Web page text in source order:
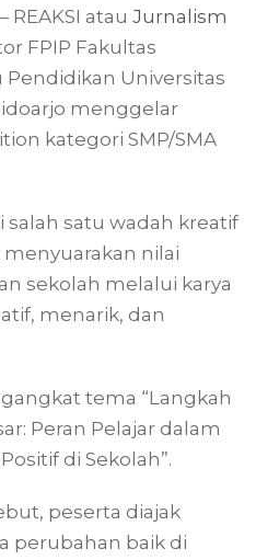
REAKSI atau Jurnalism
FPIP Fakultas
Universitas
menggelar
kategori SMP/SMA
salah satu wadah kreatif
nilai
sekolah melalui karya
menarik, dan
tema “Langkah
Peran Pelajar dalam
di Sekolah”.
peserta diajak
perubahan baik di